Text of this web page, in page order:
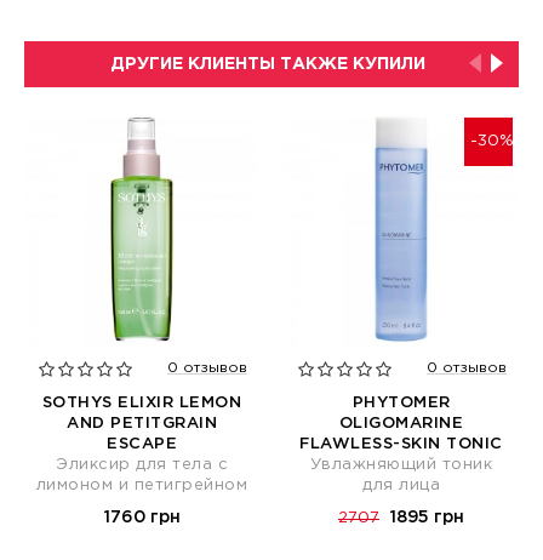
ДРУГИЕ КЛИЕНТЫ ТАКЖЕ КУПИЛИ
0 отзывов
SOTHYS ELIXIR LEMON
AND PETITGRAIN
ESCAPE
Эликсир для тела с
лимоном и петигрейном
1760 грн
-30%
0 отзывов
PHYTOMER
OLIGOMARINE
FLAWLESS-SKIN TONIC
Увлажняющий тоник
для лица
2707 1895 грн